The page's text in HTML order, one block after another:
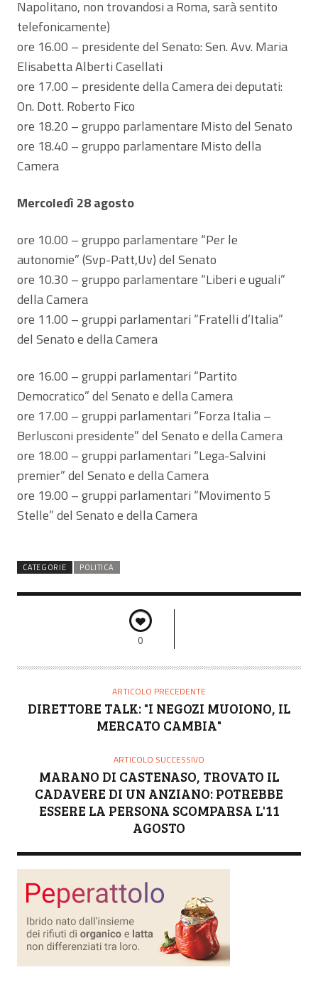
Napolitano, non trovandosi a Roma, sarà sentito
telefonicamente)
ore 16.00 – presidente del Senato: Sen. Avv. Maria
Elisabetta Alberti Casellati
ore 17.00 – presidente della Camera dei deputati:
On. Dott. Roberto Fico
ore 18.20 – gruppo parlamentare Misto del Senato
ore 18.40 – gruppo parlamentare Misto della
Camera
Mercoledì 28 agosto
ore 10.00 – gruppo parlamentare “Per le
autonomie” (Svp-Patt,Uv) del Senato
ore 10.30 – gruppo parlamentare “Liberi e uguali”
della Camera
ore 11.00 – gruppi parlamentari “Fratelli d’Italia”
del Senato e della Camera
ore 16.00 – gruppi parlamentari “Partito
Democratico” del Senato e della Camera
ore 17.00 – gruppi parlamentari “Forza Italia –
Berlusconi presidente” del Senato e della Camera
ore 18.00 – gruppi parlamentari “Lega-Salvini
premier” del Senato e della Camera
ore 19.00 – gruppi parlamentari “Movimento 5
Stelle” del Senato e della Camera
CATEGORIE POLITICA
0
ARTICOLO PRECEDENTE
DIRETTORE TALK: "I NEGOZI MUOIONO, IL
MERCATO CAMBIA"
ARTICOLO SUCCESSIVO
MARANO DI CASTENASO, TROVATO IL
CADAVERE DI UN ANZIANO: POTREBBE
ESSERE LA PERSONA SCOMPARSA L'11
AGOSTO